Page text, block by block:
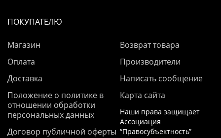
ПОКУПАТЕЛЮ
Магазин
Оплата
Доставка
Положение о политике в
отношении обработки
персональных данных
Договор публичной оферты
Возврат товара
Производители
Написать сообщение
Карта сайта
Наши права защищает
Ассоциация
“Правосубъектность”